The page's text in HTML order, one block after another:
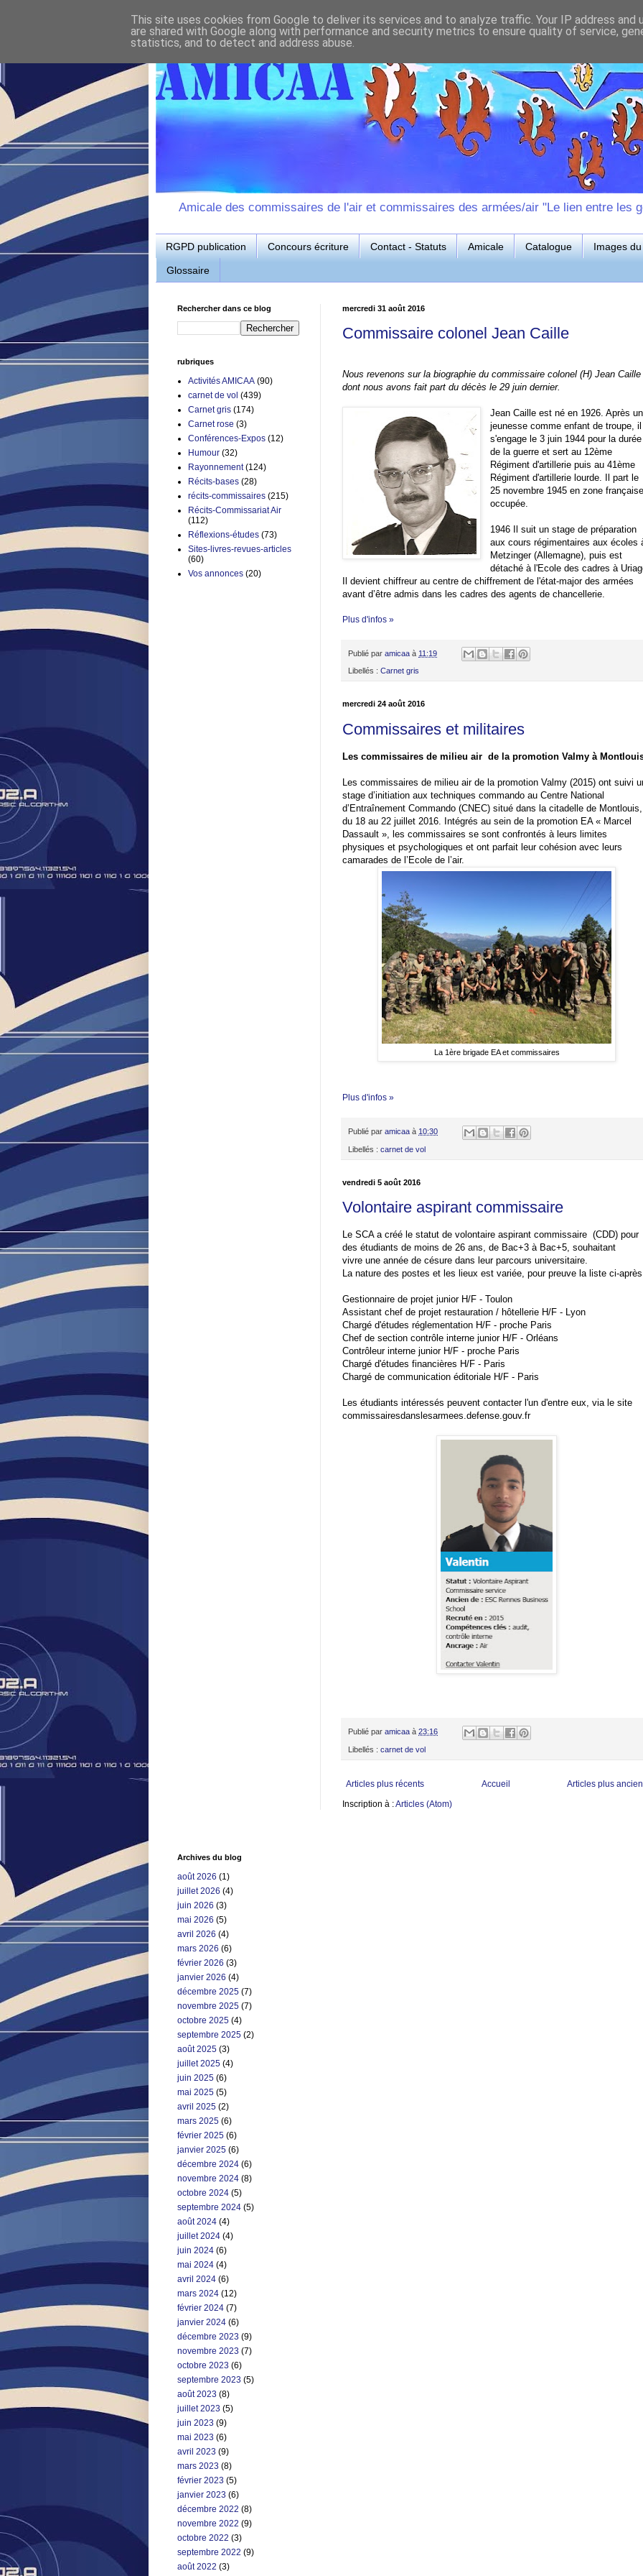
Amicale des commissaires de l'air et commissaires des armées/air "Le lien entre les
RGPD publication Concours écriture Contact - Statuts Amicale Catalogue Images
Glossaire
mercredi 31 août 2016
Commissaire colonel Jean Caille
Nous revenons sur la biographie du commissaire colonel (H) Jean Caille
dont nous avons fait part du décès le 29 juin dernier.
Jean Caille est né en 1926. Après
jeunesse comme enfant de troupe, il
s'engage le 3 juin 1944 pour la durée
de la guerre et sert au 12ème
Régiment d'artillerie puis au 41ème
Régiment d'artillerie lourde. Il part le
25 novembre 1945 en zone
occupée.
1946 Il suit un stage de préparation
aux cours régimentaires aux écoles
Metzinger (Allemagne), puis est
détaché à l'Ecole des cadres à
Il devient chiffreur au centre de chiffrement de l'état-major des armées
avant d’être admis dans les cadres des agents de chancellerie.
Plus d'infos »
Publié par amicaa à 11:19
Libellés : Carnet gris
mercredi 24 août 2016
Commissaires et militaires
Les commissaires de milieu air de la promotion Valmy à
Les commissaires de milieu air de la promotion Valmy (2015) ont suivi
stage d’initiation aux techniques commando au Centre National
d’Entraînement Commando (CNEC) situé dans la citadelle de Montlouis,
du 18 au 22 juillet 2016. Intégrés au sein de la promotion EA « Marcel
Dassault », les commissaires se sont confrontés à leurs limites
physiques et psychologiques et ont parfait leur cohésion avec leurs
camarades de l’Ecole de l’air.
La 1ère brigade EA et commissaires
Plus d'infos »
Publié par amicaa à 10:30
Libellés : carnet de vol
vendredi 5 août 2016
Volontaire aspirant commissaire
Le SCA a créé le statut de volontaire aspirant commissaire (CDD) pour
des étudiants de moins de 26 ans, de Bac+3 à Bac+5, souhaitant
vivre une année de césure dans leur parcours universitaire.
La nature des postes et les lieux est variée, pour preuve la liste ci-
Gestionnaire de projet junior H/F - Toulon
Assistant chef de projet restauration / hôtellerie H/F - Lyon
Chargé d'études réglementation H/F - proche Paris
Chef de section contrôle interne junior H/F - Orléans
Contrôleur interne junior H/F - proche Paris
Chargé d'études financières H/F - Paris
Chargé de communication éditoriale H/F - Paris
Les étudiants intéressés peuvent contacter l'un d'entre eux, via le site
commissairesdanslesarmees.defense.gouv.fr
Publié par amicaa à 23:16
Libellés : carnet de vol
Articles plus récents Articles plus
Accueil
Inscription à :Articles (Atom)
Rechercher dans ce blog
rubriques
Activités AMICAA (90)
carnet de vol (439)
Carnet gris (174)
Carnet rose (3)
Conférences-Expos (12)
Humour (32)
Rayonnement (124)
Récits-bases (28)
récits-commissaires (215)
Récits-Commissariat Air
(112)
Réflexions-études (73)
Sites-livres-revues-articles
(60)
Vos annonces (20)
Archives du blog
août 2026 (1)
juillet 2026 (4)
juin 2026 (3)
mai 2026 (5)
avril 2026 (4)
mars 2026 (6)
février 2026 (3)
janvier 2026 (4)
décembre 2025 (7)
novembre 2025 (7)
octobre 2025 (4)
septembre 2025 (2)
août 2025 (3)
juillet 2025 (4)
juin 2025 (6)
mai 2025 (5)
avril 2025 (2)
mars 2025 (6)
février 2025 (6)
janvier 2025 (6)
décembre 2024 (6)
novembre 2024 (8)
octobre 2024 (5)
septembre 2024 (5)
août 2024 (4)
juillet 2024 (4)
juin 2024 (6)
mai 2024 (4)
avril 2024 (6)
mars 2024 (12)
février 2024 (7)
janvier 2024 (6)
décembre 2023 (9)
novembre 2023 (7)
octobre 2023 (6)
septembre 2023 (5)
août 2023 (8)
juillet 2023 (5)
juin 2023 (9)
mai 2023 (6)
avril 2023 (9)
mars 2023 (8)
février 2023 (5)
janvier 2023 (6)
décembre 2022 (8)
novembre 2022 (9)
octobre 2022 (3)
septembre 2022 (9)
août 2022 (3)
This site uses cookies from Google to deliver its services and to analyze traffic. Your IP address and
are shared with Google along with performance and security metrics to ensure quality of service,
statistics, and to detect and address abuse.